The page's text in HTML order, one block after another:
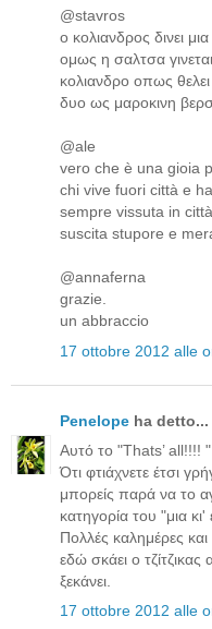
@stavros
ο κολιανδρος δινει
ομως η σαλτσα
κολιανδρο οπως
δυο ως μαροκινη
@ale
vero che è una gioia
chi vive fuori città e
sempre vissuta in
suscita stupore e
@annaferna
grazie.
un abbraccio
17 ottobre 2012 alle
Penelope ha detto...
Αυτό το "Thats’ all!!!!
Ότι φτιάχνετε έτσι
μπορείς παρά να το
κατηγορία του "μια
Πολλές καλημέρες και
εδώ σκάει ο
ξεκάνει.
17 ottobre 2012 alle